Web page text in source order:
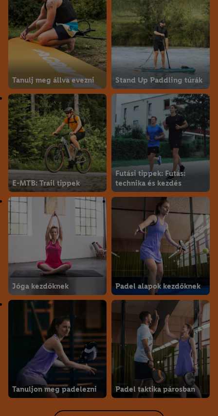
Tanulj meg állva evezni Stand Up Paddling túrák
E-MTB: Trail tippek
Futási tippek: Futás:
technika és kezdés
Jóga kezdőknek Padel alapok kezdőknek
Tanuljon meg padelezni Padel taktika párosban